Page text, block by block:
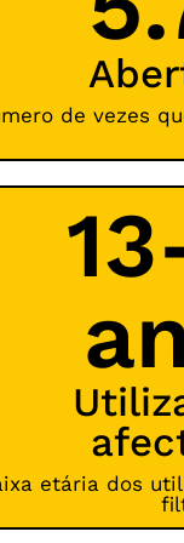
de vezes
etária dos